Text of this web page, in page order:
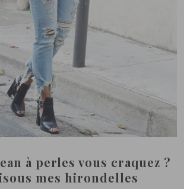
à perles vous craquez ?
mes hirondelles